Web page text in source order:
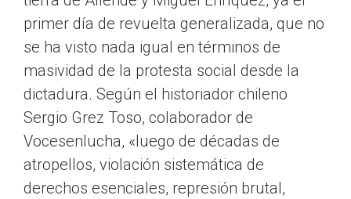
primer día de revuelta generalizada, que no
se ha visto nada igual en términos de
masividad de la protesta social desde la
dictadura. Según el historiador chileno
Sergio Grez Toso, colaborador de
Vocesenlucha, «luego de décadas de
atropellos, violación sistemática de
derechos esenciales, represión brutal,